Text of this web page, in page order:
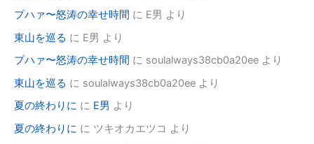
プハァ〜怒涛の幸せ時間 に E男 より
東山を巡る に E男 より
プハァ〜怒涛の幸せ時間 に soulalways38cb0a20ee より
東山を巡る に soulalways38cb0a20ee より
夏の終わりに に E男 より
夏の終わりに に ツキオカエツコ より